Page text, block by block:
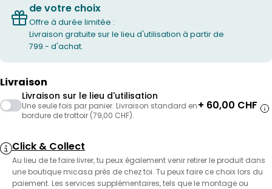
de votre choix
Offre à durée limitée :
Livraison gratuite sur le lieu d'utilisation à partir de
799.- d'achat.
Livraison
Livraison sur le lieu d'utilisation
Une seule fois par panier. Livraison standard en
bordure de trottoir (79,00 CHF).
+ 60,00 CHF
Click & Collect
Au lieu de te faire livrer, tu peux également venir retirer le produit dans
une boutique micasa près de chez toi. Tu peux faire ce choix lors du
paiement. Les services supplémentaires, tels que le montage ou